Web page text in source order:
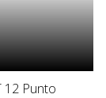
12 Punto